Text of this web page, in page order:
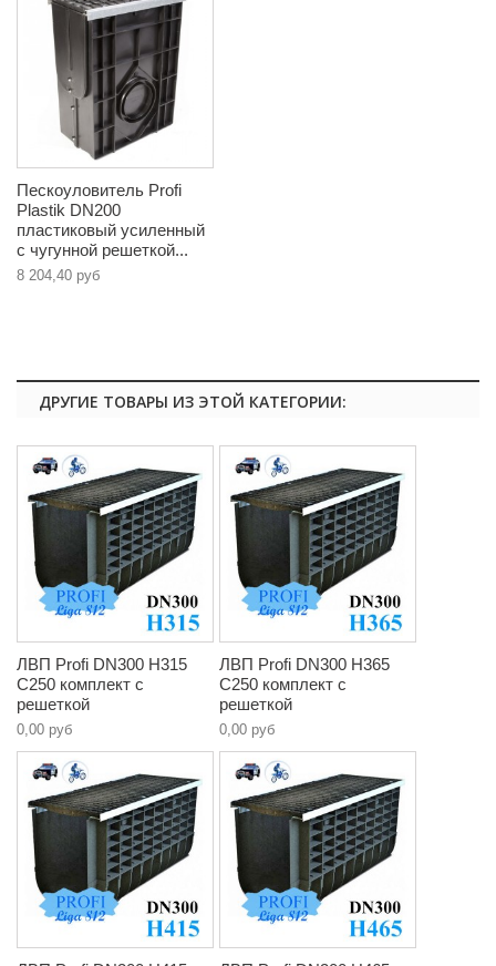
Пескоуловитель Profi
Plastik DN200
пластиковый усиленный
с чугунной решеткой...
8 204,40 руб
ДРУГИЕ ТОВАРЫ ИЗ ЭТОЙ КАТЕГОРИИ:
ЛВП Profi DN300 H315
C250 комплект с
решеткой
0,00 руб
ЛВП Profi DN300 H365
C250 комплект с
решеткой
0,00 руб